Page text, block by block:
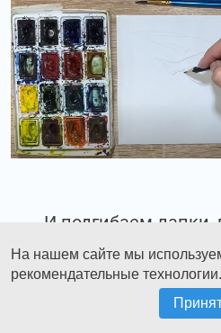
И подгибаем лапки,
На нашем сайте мы
рекомендательные технологии.